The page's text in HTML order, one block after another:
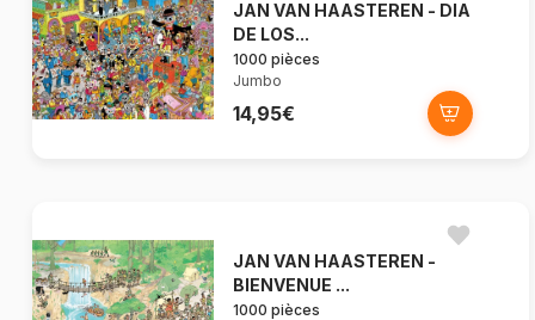
JAN VAN HAASTEREN - DIA
DE LOS...
1000 pièces
Jumbo
14,95€
JAN VAN HAASTEREN -
BIENVENUE ...
1000 pièces